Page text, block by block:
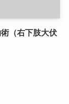
（右下肢大伏